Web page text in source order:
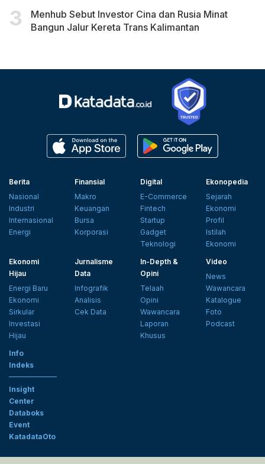
Menhub Sebut Investor Cina dan Rusia Minat
Bangun Jalur Kereta Trans Kalimantan
Berita
Nasional
Industri
Internasional
Energi
Finansial
Makro
Keuangan
Bursa
Korporasi
Digital
E-Commerce
Fintech
Startup
Gadget
Teknologi
Ekonopedia
Sejarah
Ekonomi
Profil
Istilah
Ekonomi
Ekonomi
Hijau
Energi Baru
Ekonomi
Sirkular
Investasi
Hijau
Jurnalisme
Data
Infografik
Analisis
Cek Data
In-Depth &
Opini
Telaah
Opini
Wawancara
Laporan
Khusus
Video
News
Wawancara
Katalogue
Foto
Podcast
Info
Indeks
Insight
Center
Databoks
Event
KatadataOto